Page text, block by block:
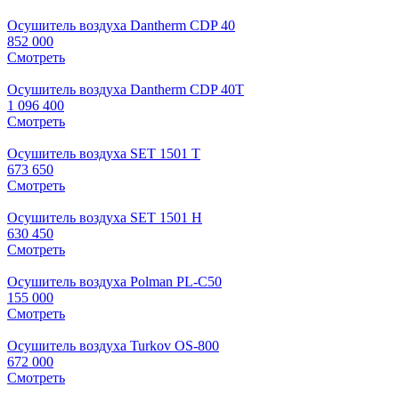
Осушитель воздуха Dantherm CDP 40
852 000
Смотреть
Осушитель воздуха Dantherm CDP 40T
1 096 400
Смотреть
Осушитель воздуха SET 1501 T
673 650
Смотреть
Осушитель воздуха SET 1501 H
630 450
Смотреть
Осушитель воздуха Polman PL-C50
155 000
Смотреть
Осушитель воздуха Turkov OS-800
672 000
Смотреть